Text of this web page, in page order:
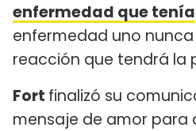
enfermedad que tenía
enfermedad uno
reacción que tendrá la
Fort finalizó su
mensaje de amor para